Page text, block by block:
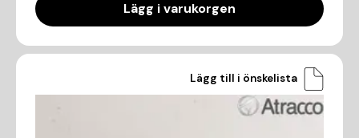
Lägg i varukorgen
Lägg till i önskelista